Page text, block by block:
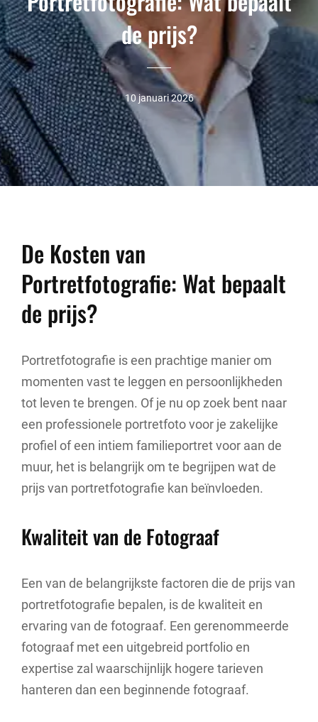
de prijs?
10 januari 2026
De Kosten van
Portretfotografie: Wat bepaalt
de prijs?
Portretfotografie is een prachtige manier om
momenten vast te leggen en persoonlijkheden
tot leven te brengen. Of je nu op zoek bent naar
een professionele portretfoto voor je zakelijke
profiel of een intiem familieportret voor aan de
muur, het is belangrijk om te begrijpen wat de
prijs van portretfotografie kan beïnvloeden.
Kwaliteit van de Fotograaf
Een van de belangrijkste factoren die de prijs van
portretfotografie bepalen, is de kwaliteit en
ervaring van de fotograaf. Een gerenommeerde
fotograaf met een uitgebreid portfolio en
expertise zal waarschijnlijk hogere tarieven
hanteren dan een beginnende fotograaf.